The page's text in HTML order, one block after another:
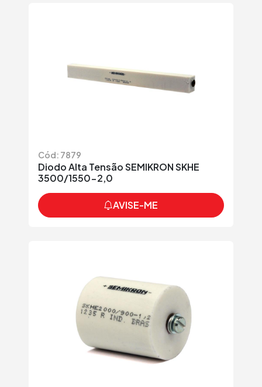
Cód: 7879
Diodo Alta Tensão SEMIKRON SKHE
3500/1550-2,0
AVISE-ME